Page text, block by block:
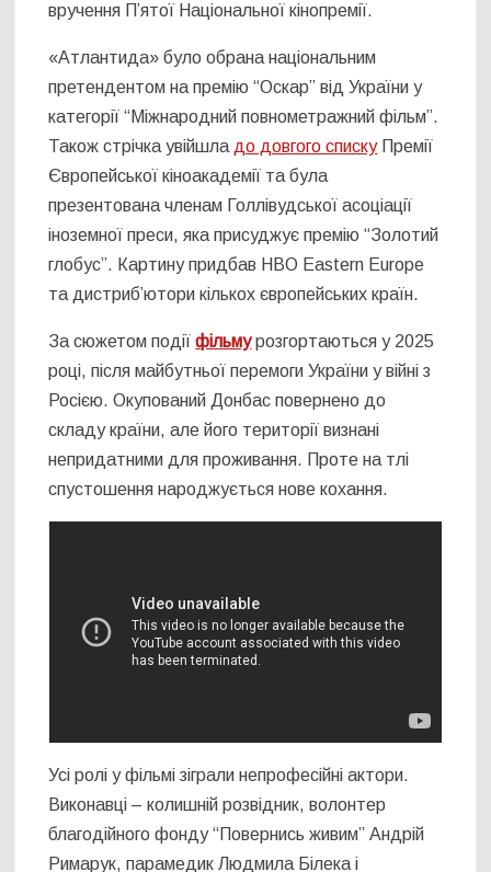
вручення П’ятої Національної кінопремії.
«Атлантида» було обрана національним
претендентом на премію “Оскар” від України у
категорії “Міжнародний повнометражний фільм”.
Також стрічка увійшла до довгого спискуПремії
Європейської кіноакадемії та була
презентована членам Голлівудської асоціації
іноземної преси, яка присуджує премію “Золотий
глобус”. Картину придбав HBO Eastern Europe
та дистриб’ютори кількох європейських країн.
За сюжетом подіїфільмурозгортаються у 2025
році, після майбутньої перемоги України у війні з
Росією. Окупований Донбас повернено до
складу країни, але його території визнані
непридатними для проживання. Проте на тлі
спустошення народжується нове кохання.
Усі ролі у фільмі зіграли непрофесійні актори.
Виконавці – колишній розвідник, волонтер
благодійного фонду “Повернись живим” Андрій
Римарук, парамедик Людмила Білека і